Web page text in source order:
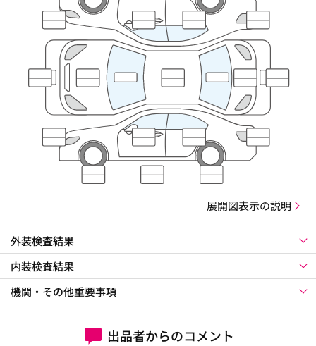
展開図表示の説明
外装検査結果
内装検査結果
機関・その他重要事項
出品者からのコメント